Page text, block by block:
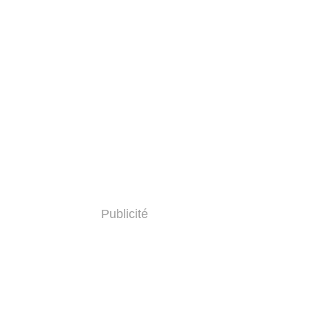
Publicité